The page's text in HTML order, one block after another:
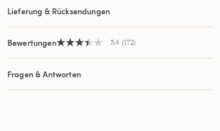
Lieferung & Rücksendungen
Bewertungen3.4
5
Sternen,
Durchschnittswert
Bewertung.
3.4 (172)
Fragen & Antworten